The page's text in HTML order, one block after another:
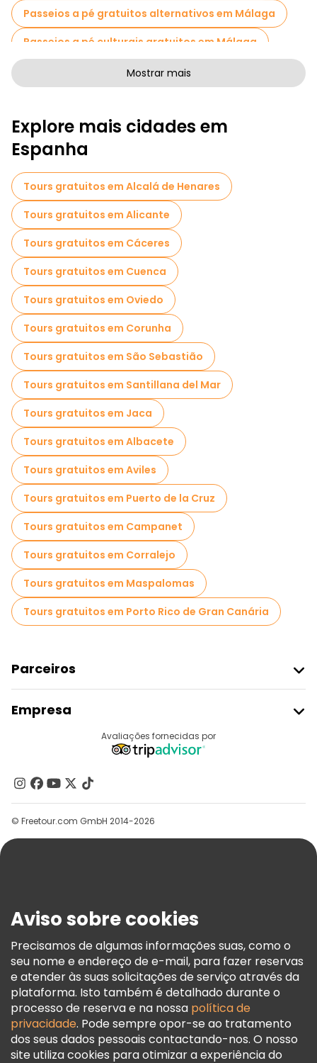
Passeios a pé gratuitos alternativos em Málaga
Passeios a pé culturais gratuitos em Málaga
Passeios a pé gratuitos de arte em Málaga
Passeios de Pub Crawl em Málaga
Atividades esportivas em Málaga
Passeios autoguiados em Málaga
Bilhetes de entrada em Málaga
Bilhetes sem filas em Málaga
Cruzeiros em Málaga
Museus em Málaga
Visita guiada gratuita à cidade velha Málaga
Visitas para pequenos grupos em Málaga
Visitas de degustação locais em Málaga
Passeios gratuitos de um dia em Málaga
Passeios a pé noturnos gratuitos em Málaga
Passeios de bicicleta em Málaga
Passeios gastronômicos em Málaga
Passeios gratuitos perto Alcazaba
Passeios gratuitos perto Malaga Museum
Mostrar mais
Explore mais cidades em
Espanha
Tours gratuitos em Alcalá de Henares
Tours gratuitos em Alicante
Tours gratuitos em Cáceres
Tours gratuitos em Cuenca
Tours gratuitos em Oviedo
Tours gratuitos em Corunha
Tours gratuitos em São Sebastião
Tours gratuitos em Santillana del Mar
Tours gratuitos em Jaca
Tours gratuitos em Albacete
Tours gratuitos em Aviles
Tours gratuitos em Puerto de la Cruz
Tours gratuitos em Campanet
Tours gratuitos em Corralejo
Tours gratuitos em Maspalomas
Tours gratuitos em Porto Rico de Gran Canária
Parceiros
Registo Do Fornecedor
Programa De Afiliados
Empresa
Contacte-Nos
Grupos
Ajuda
Termos E Informações Legais
Política De Cookies
Freetour Prémios
Programa De Fidelidade
Avaliações fornecidas por
© Freetour.com GmbH 2014-2026
Aviso sobre cookies
Precisamos de algumas informações suas, como o
seu nome e endereço de e-mail, para fazer reservas
e atender às suas solicitações de serviço através da
plataforma. Isto também é detalhado durante o
processo de reserva e na nossa política de
privacidade. Pode sempre opor-se ao tratamento
dos seus dados pessoais contactando-nos. O nosso
site utiliza cookies para otimizar a experiência do